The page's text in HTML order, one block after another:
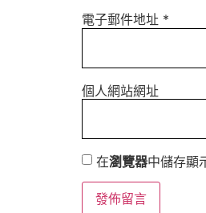
電子郵件地址 *
個人網站網址
在瀏覽器中儲存顯